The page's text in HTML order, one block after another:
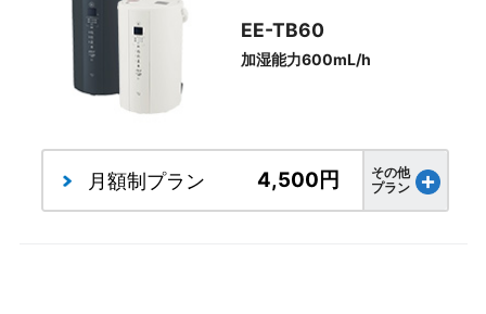
EE-TB60
加湿能力600mL/h
月額制プラン 4,500円
その他
プラン